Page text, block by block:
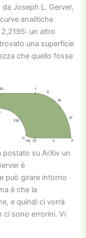
Joseph L. Gerver,
analitiche
un altro
una superficie
che quello fosse
postato su ArXiv un
è
può girare intorno
è che la
e quindi ci vorrà
ci sono errorini. Vi